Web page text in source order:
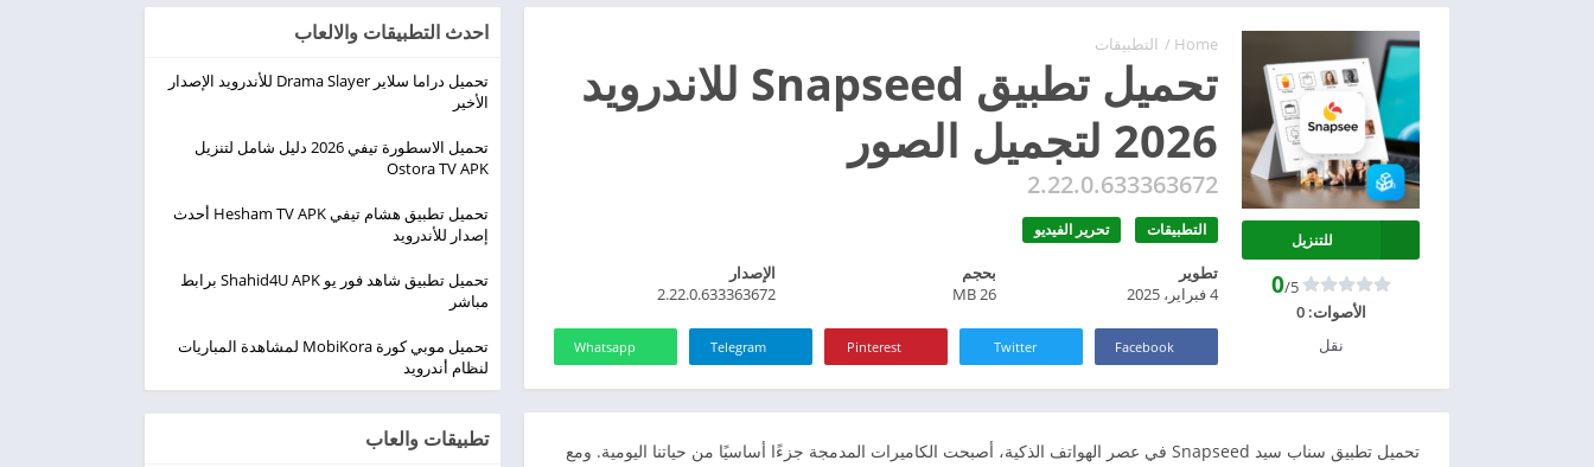
Home
/ التطبيقات
تحميل تطبيق Snapseed للاندرويد
2026 لتجميل الصور
2.22.0.633363672
التطبيقات تحرير الفيديو
للتنزيل
0/5
الأصوات:0
نقل
تطوير
4 فبراير، 2025
بحجم
26 MB
الإصدار
2.22.0.633363672
Facebook
Twitter
Pinterest
Telegram
Whatsapp
تحميل تطبيق سناب سيد Snapseed في عصر الهواتف الذكية، أصبحت الكاميرات المدمجة جزءًا أساسيًا من حياتنا اليومية. ومع
احدث التطبيقات والالعاب
تحميل دراما سلاير Drama Slayer للأندرويد الإصدار
الأخير
تحميل الاسطورة تيفي 2026 دليل شامل لتنزيل
Ostora TV APK
تحميل تطبيق هشام تيفي Hesham TV APK أحدث
إصدار للأندرويد
تحميل تطبيق شاهد فور يو Shahid4U APK برابط
مباشر
تحميل موبي كورة MobiKora لمشاهدة المباريات
لنظام أندرويد
تطبيقات والعاب